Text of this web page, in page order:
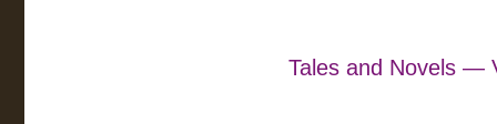
Tales and Novels —